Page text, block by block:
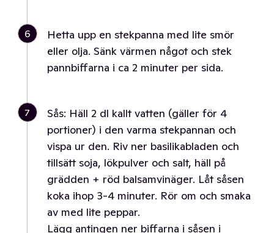
6
Hetta upp en stekpanna med lite smör
eller olja. Sänk värmen något och stek
pannbiffarna i ca 2 minuter per sida.
7
Sås: Häll 2 dl kallt vatten (gäller för 4
portioner) i den varma stekpannan och
vispa ur den. Riv ner basilikabladen och
tillsätt soja, lökpulver och salt, häll på
grädden + röd balsamvinäger. Låt såsen
koka ihop 3-4 minuter. Rör om och smaka
av med lite peppar.
Lägg antingen ner biffarna i såsen i